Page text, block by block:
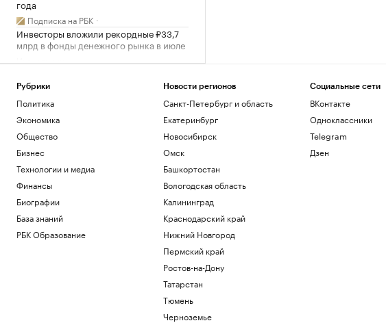
года
Подписка на РБК
Инвесторы вложили рекордные ₽33,7
млрд в фонды денежного рынка в июле
криптоинвесторов украдено $30 млн с
Рубрики
Политика
Экономика
Общество
Бизнес
Технологии и медиа
Финансы
Биографии
База знаний
РБК Образование
Новости регионов
Санкт-Петербург и область
Екатеринбург
Новосибирск
Омск
Башкортостан
Вологодская область
Калининград
Краснодарский край
Нижний Новгород
Пермский край
Ростов-на-Дону
Татарстан
Тюмень
Черноземье
Социальные сети
ВКонтакте
Одноклассники
Telegram
Дзен